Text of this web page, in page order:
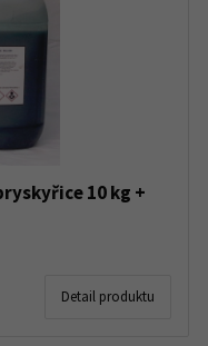
10 kg +
Detail produktu